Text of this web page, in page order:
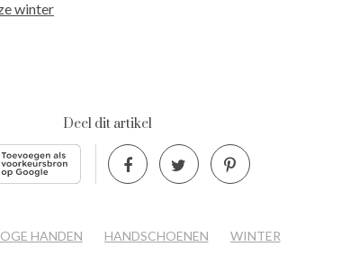
winter
Deel dit artikel
HANDEN HANDSCHOENEN WINTER